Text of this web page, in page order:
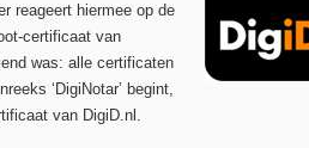
reageert hiermee op de
certificaat van
was: alle certificaten
‘DigiNotar’ begint,
van DigiD.nl.